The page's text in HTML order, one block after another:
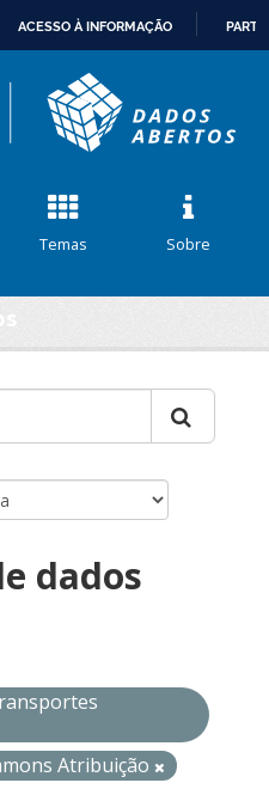
CONTEÚDO
ACESSO À INFORMAÇÃO
Temas Sobre
dados
Atribuição